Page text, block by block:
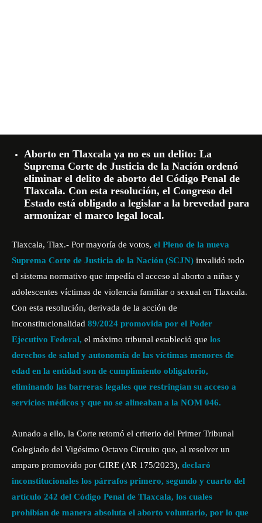
Aborto en Tlaxcala ya no es un delito: La
Suprema Corte de Justicia de la Nación ordenó
eliminar el delito de aborto del Código Penal de
Tlaxcala. Con esta resolución, el Congreso del
Estado está obligado a legislar a la brevedad para
armonizar el marco legal local.
Tlaxcala, Tlax.- Por mayoría de votos, el Pleno de la nueva
Suprema Corte de Justicia de la Nación (SCJN) invalidó todo
el sistema normativo que impedía el acceso al aborto a niñas y
adolescentes víctimas de violencia familiar o sexual en Tlaxcala.
Con esta resolución, derivada de la acción de
inconstitucionalidad 89/2024 promovida por el Poder
Ejecutivo Federal, el máximo tribunal estableció que los
derechos de salud y autonomía de las víctimas menores de
edad en la entidad son de cumplimiento obligatorio,
eliminando las barreras legales que restringían su acceso a
servicios médicos y que no se alineaban a la NOM 046.
Aunado a ello, la Corte retomó el criterio del Primer Tribunal
Colegiado del Vigésimo Octavo Circuito que, al resolver un
amparo promovido por GIRE (AR 175/2023), declaró
inconstitucionales los párrafos primero, segundo y cuarto del
artículo 242 del Código Penal de Tlaxcala, los cuales
prohibían de manera absoluta el aborto voluntario, por lo que